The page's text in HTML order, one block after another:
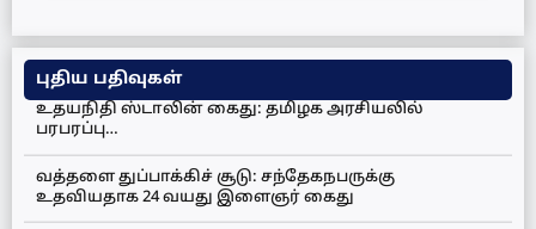
புதிய பதிவுகள்
உதயநிதி ஸ்டாலின் கைது: தமிழக அரசியலில்
பரபரப்பு…
வத்தளை துப்பாக்கிச் சூடு: சந்தேகநபருக்கு
உதவியதாக 24 வயது இளைஞர் கைது